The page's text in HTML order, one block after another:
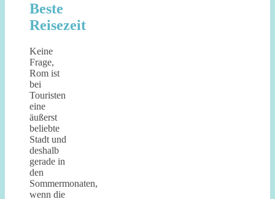
Beste
Reisezeit
Keine
Frage,
Rom ist
bei
Touristen
eine
äußerst
beliebte
Stadt und
deshalb
gerade in
den
Sommermonaten,
wenn die